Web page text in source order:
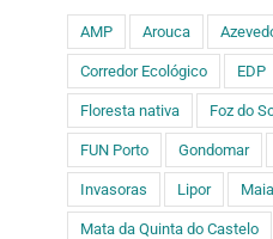
AMP Arouca
Corredor Ecológico EDP
Floresta nativa Foz do
FUN Porto Gondomar
Invasoras Lipor Maia
Mata da Quinta do Castelo